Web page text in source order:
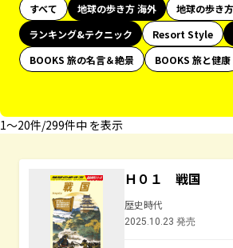
すべて 地球の歩き方 海外 地球の歩き
ランキング&テクニック
Resort Style
BOOKS 旅の名言＆絶景
BOOKS 旅と健康
1〜20件/299件中 を表示
Ｈ０１ 戦国
歴史時代
2025.10.23 発売